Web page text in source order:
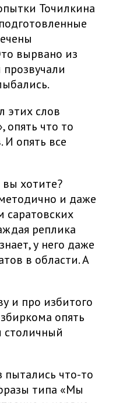
Точилкина
вырвано из
этих слов
опять что то
И опять все
хотите?
и даже
саратовских
реплика
у него даже
в области. А
и про избитого
опять
столичный
что-то
типа «Мы